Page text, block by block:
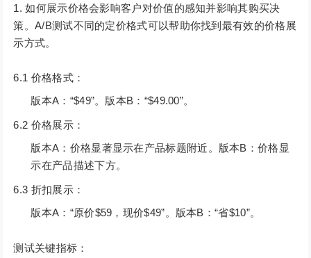
如何展示价格会影响客户对价值的感知并影响其购买决
策。A/B测试不同的定价格式可以帮助你找到最有效的价格展
示方式。
6.1 价格格式：
版本A：“$49”。版本B：“$49.00”。
6.2 价格展示：
版本A：价格显著显示在产品标题附近。版本B：价格显
示在产品描述下方。
6.3 折扣展示：
版本A：“原价$59，现价$49”。版本B：“省$10”。
测试关键指标：